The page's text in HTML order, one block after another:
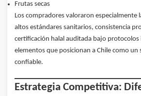
Frutas secas
Los compradores valoraron especialmente
altos estándares sanitarios, consistencia
certificación halal auditada bajo protocolos
elementos que posicionan a Chile como un
confiable.
Estrategia Competitiva: